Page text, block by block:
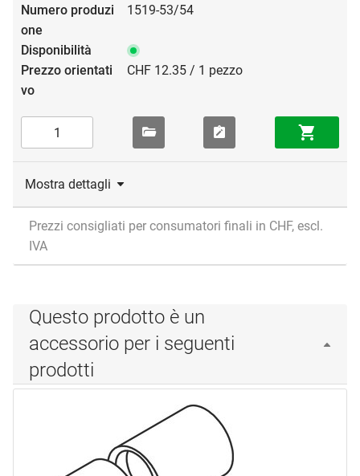
1519-53/54
CHF 12.35 / 1 pezzo
Mostra dettagli
Prezzi consigliati per consumatori finali in CHF, escl.
IVA
Questo prodotto è un
accessorio per i seguenti
prodotti